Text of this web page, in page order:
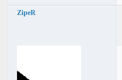
ZipeR